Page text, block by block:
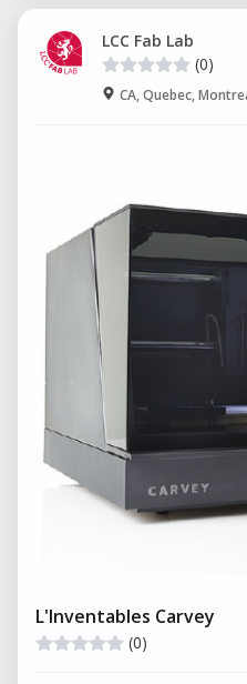
LCC Fab Lab
(0)
CA, Quebec,
L'Inventables Carvey
(0)